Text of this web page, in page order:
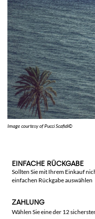
Image courtesy of Pucci Scafidi©
EINFACHE RÜCKGABE
Sollten Sie mit Ihrem Einkauf
einfachen Rückgabe auswählen
ZAHLUNG
Wählen Sie eine der 12